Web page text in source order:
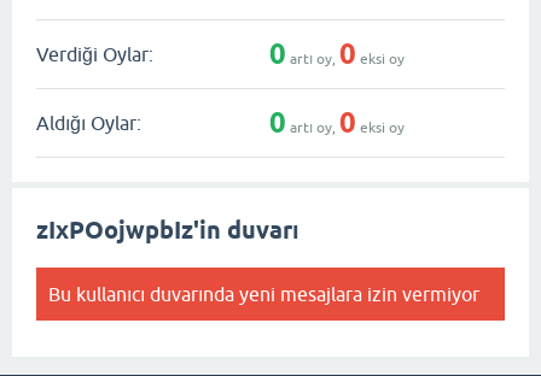
Verdiği Oylar: 0 artı oy, 0 eksi oy
Aldığı Oylar: 0 artı oy, 0 eksi oy
zIxPOojwpbIz'in duvarı
Bu kullanıcı duvarında yeni mesajlara izin vermiyor